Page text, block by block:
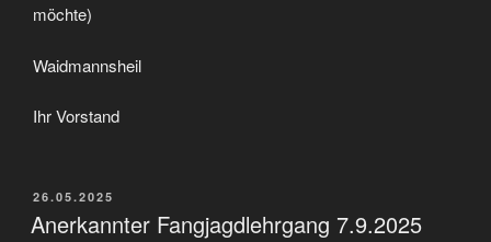
möchte)
Waidmannsheil
Ihr Vorstand
VERÖFFENTLICHT
AM
26.05.2025
Anerkannter Fangjagdlehrgang 7.9.2025